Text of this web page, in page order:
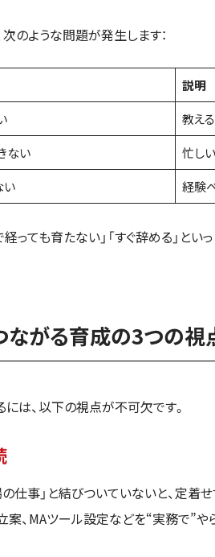
次のような問題が発生します：
説明
教え
ない
忙し
い
経験
っても育たない」「すぐ辞める」とい
ながる育成の3つの視
は、以下の視点が不可欠です。
仕事」と結びついていないと、定着
案、MAツール設定などを“実務で”